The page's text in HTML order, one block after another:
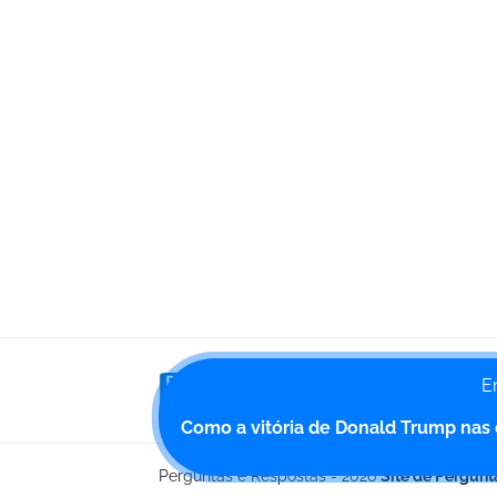
Como a vitória de Donald Trump
Poste uma pergunta e
Perguntas e Respostas - 2026Site de